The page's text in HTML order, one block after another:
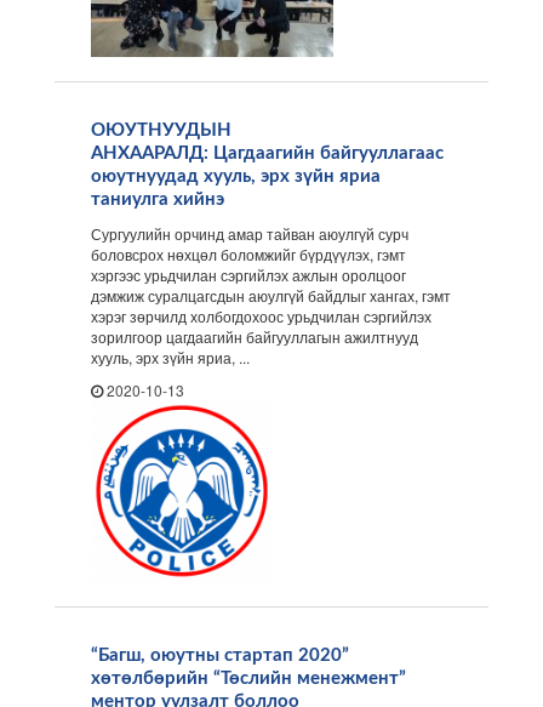
ОЮУТНУУДЫН
АНХААРАЛД: Цагдаагийн байгууллагаас
оюутнуудад хууль, эрх зүйн яриа
таниулга хийнэ
Сургуулийн орчинд амар тайван аюулгүй сурч
боловсрох нөхцөл боломжийг бүрдүүлэх, гэмт
хэргээс урьдчилан сэргийлэх ажлын оролцоог
дэмжиж суралцагсдын аюулгүй байдлыг хангах, гэмт
хэрэг зөрчилд холбогдохоос урьдчилан сэргийлэх
зорилгоор цагдаагийн байгууллагын ажилтнууд
хууль, эрх зүйн яриа, ...
2020-10-13
“Багш, оюутны стартап 2020”
хөтөлбөрийн “Төслийн менежмент”
ментор уулзалт боллоо